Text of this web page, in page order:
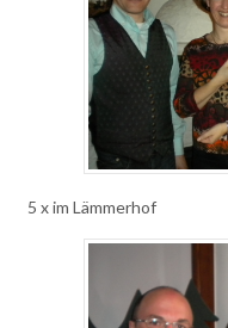
5 x im Lämmerhof